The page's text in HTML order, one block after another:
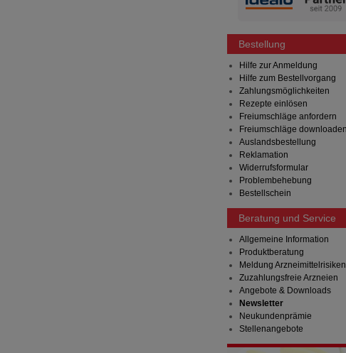
Bestellung
Hilfe zur Anmeldung
Hilfe zum Bestellvorgang
Zahlungsmöglichkeiten
Rezepte einlösen
Freiumschläge anfordern
Freiumschläge downloaden
Auslandsbestellung
Reklamation
Widerrufsformular
Problembehebung
Bestellschein
Beratung und Service
Allgemeine Information
Produktberatung
Meldung Arzneimittelrisiken
Zuzahlungsfreie Arzneien
Angebote & Downloads
Newsletter
Neukundenprämie
Stellenangebote